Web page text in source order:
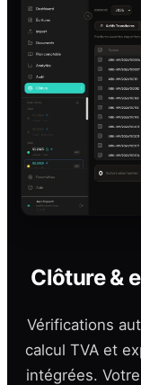
Clôture &
Vérifications
calcul TVA et
intégrées.